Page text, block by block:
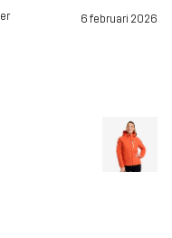
6 februari 2026